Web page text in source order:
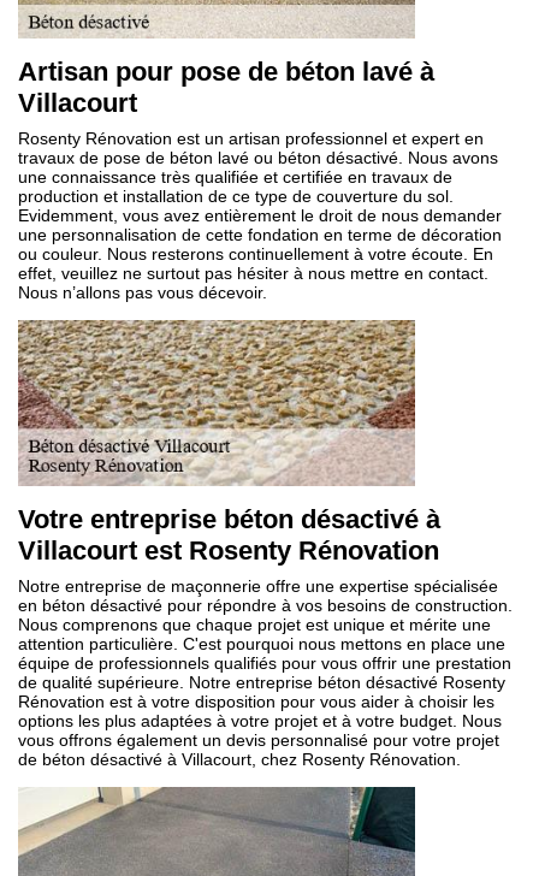
Artisan pour pose de béton lavé à
Villacourt
Rosenty Rénovation est un artisan professionnel et expert en
travaux de pose de béton lavé ou béton désactivé. Nous avons
une connaissance très qualifiée et certifiée en travaux de
production et installation de ce type de couverture du sol.
Evidemment, vous avez entièrement le droit de nous demander
une personnalisation de cette fondation en terme de décoration
ou couleur. Nous resterons continuellement à votre écoute. En
effet, veuillez ne surtout pas hésiter à nous mettre en contact.
Nous n’allons pas vous décevoir.
Votre entreprise béton désactivé à
Villacourt est Rosenty Rénovation
Notre entreprise de maçonnerie offre une expertise spécialisée
en béton désactivé pour répondre à vos besoins de construction.
Nous comprenons que chaque projet est unique et mérite une
attention particulière. C'est pourquoi nous mettons en place une
équipe de professionnels qualifiés pour vous offrir une prestation
de qualité supérieure. Notre entreprise béton désactivé Rosenty
Rénovation est à votre disposition pour vous aider à choisir les
options les plus adaptées à votre projet et à votre budget. Nous
vous offrons également un devis personnalisé pour votre projet
de béton désactivé à Villacourt, chez Rosenty Rénovation.